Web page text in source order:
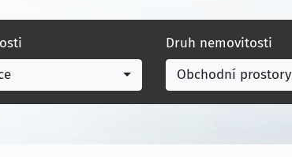
Druh nemovitosti
Obchodní prostory